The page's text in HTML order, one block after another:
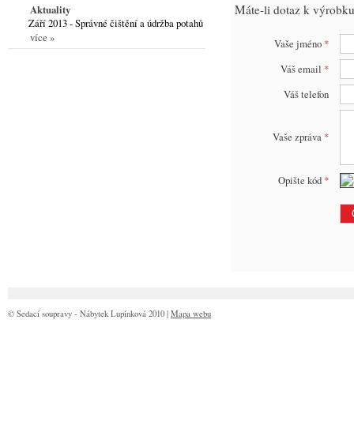
Máte-li dotaz k
Vaše jméno *
Váš email *
Váš telefon
Vaše zpráva *
Opište kód *
Aktuality
Září 2013 - Správné čištění a údržba potahů
více »
© Sedací soupravy - Nábytek Lupínková 2010 | Mapa webu